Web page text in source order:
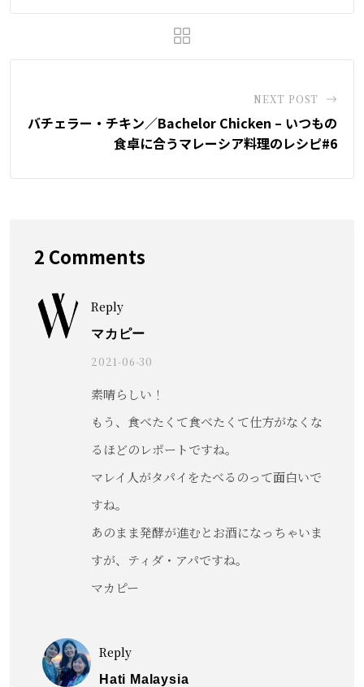
NEXT POST
バチェラー・チキン／Bachelor Chicken – いつもの
食卓に合うマレーシア料理のレシピ#6
2 Comments
Reply
マカピー
2021-06-30
素晴らしい！
もう、食べたくて食べたくて仕方がなくな
るほどのレポートですね。
マレイ人がタパイをたべるのって面白いで
すね。
あのまま発酵が進むとお酒になっちゃいま
すが、ティダ・アパですね。
マカピー
Reply
Hati Malaysia